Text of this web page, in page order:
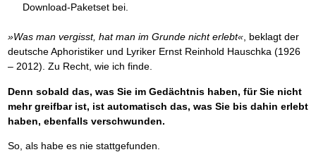
Download-Paketset bei.
»Was man vergisst, hat man im Grunde nicht erlebt«, beklagt der
deutsche Aphoristiker und Lyriker Ernst Reinhold Hauschka (1926
– 2012). Zu Recht, wie ich finde.
Denn sobald das, was Sie im Gedächtnis haben, für Sie nicht
mehr greifbar ist, ist automatisch das, was Sie bis dahin erlebt
haben, ebenfalls verschwunden.
So, als habe es nie stattgefunden.